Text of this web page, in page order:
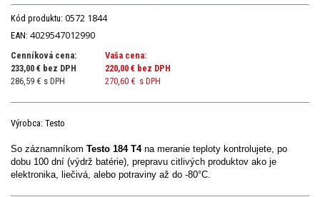
Kód produktu: 0572 1844
EAN: 4029547012990
Cenníková cena:
233,00 € bez DPH
286,59 € s DPH
Vaša cena:
220,00 € bez DPH
270,60 € s DPH
Výrobca: Testo
So záznamníkom Testo 184 T4na meranie teploty kontrolujete, po
dobu 100 dní (výdrž batérie), prepravu citlivých produktov ako je
elektronika, liečivá, alebo potraviny až do -80°C.